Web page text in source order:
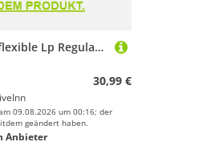
Miflex High-flexible Lp Regulator Unf 3/8 Schlauch
30,99 €
09.08.2026 um 00:16; der
geändert haben.
Anbieter